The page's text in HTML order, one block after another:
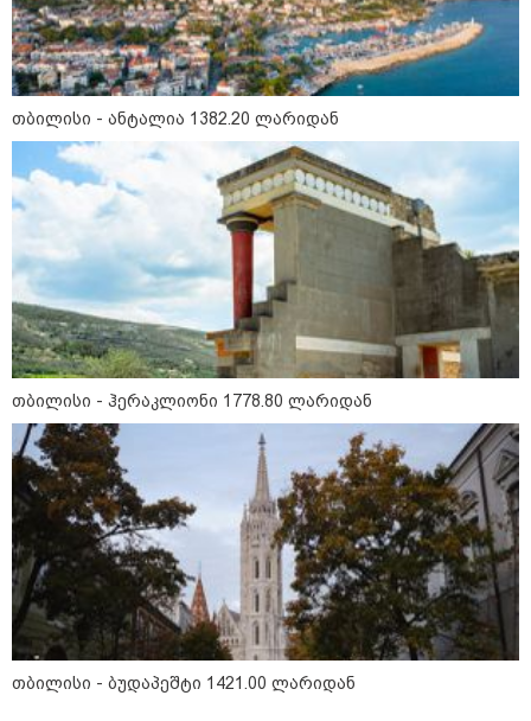
11:36 / 08-08-2026
წელიწადნახევარში საქართველოში 164
ადამიანი დაიკარგა - 57 პირს ამ დრომდე
ეძებენ
10:29 / 09-08-2026
"ვერასდროს ვიფიქრებდი, რომ
ჩვენი ცხოვრება შენთან ერთად
ასეთ არარომანტიკულ ფაზაში
შევიდოდა" - თეონა კონტრიძე
ქორწინებიდან 18 წლის თავზე
ქმარს ემოციურ "პოსტს" უძღვნის
09:25 / 09-08-2026
შეკვეთილის სანაპიროზე ზღვამ
უპილოტო საფრენი აპარატის
ფრაგმენტი გამორიყა
08:54 / 09-08-2026
“დიახ, ომი დაიწყო რუსეთმა და
წერტილი!” - ვახტანგ კაპანაძე
22:29 / 08-08-2026
თბილისი - ანტალია 1382.20 ლარიდან
თბილისი - ჰერაკლიონი 1778.80 ლარიდან
თბილისი - ბუდაპეშტი 1421.00 ლარიდან